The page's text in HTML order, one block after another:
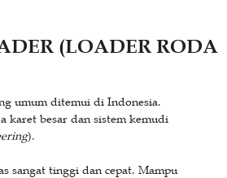
(LOADER RODA
umum ditemui di Indonesia.
karet besar dan sistem kemudi
).
sangat tinggi dan cepat. Mampu